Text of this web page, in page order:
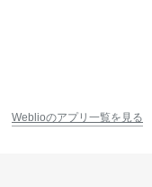
Weblioのアプリ一覧を見る